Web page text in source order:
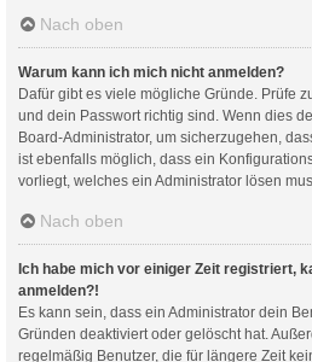
Nach oben
Warum kann ich mich nicht anmelden?
Dafür gibt es viele mögliche Gründe. Prüfe
und dein Passwort richtig sind. Wenn dies
Board-Administrator, um sicherzugehen,
ist ebenfalls möglich, dass ein
vorliegt, welches ein Administrator lösen
Nach oben
Ich habe mich vor einiger Zeit registriert,
anmelden?!
Es kann sein, dass ein Administrator dein
Gründen deaktiviert oder gelöscht hat.
regelmäßig Benutzer, die für längere Zeit